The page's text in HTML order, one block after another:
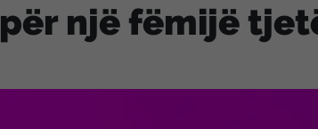
për një fëmijë